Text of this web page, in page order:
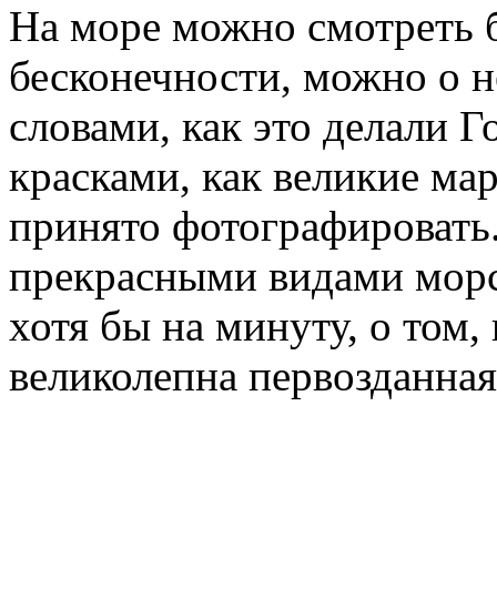
На море можно смотреть
бесконечности, можно о
словами, как это делали
красками, как великие
принято
прекрасными видами
хотя бы на минуту, о том,
великолепна